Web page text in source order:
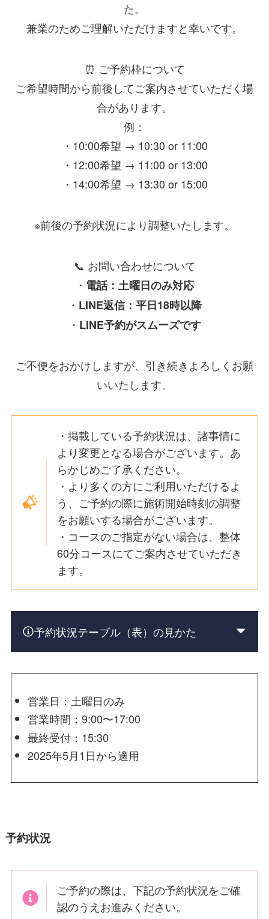
た。
兼業のためご理解いただけますと幸いです。
⏰ ご予約枠について
ご希望時間から前後してご案内させていただく場
合があります。
例：
・10:00希望 → 10:30 or 11:00
・12:00希望 → 11:00 or 13:00
・14:00希望 → 13:30 or 15:00
※前後の予約状況により調整いたします。
📞 お問い合わせについて
・ 電話：土曜日のみ対応
・ LINE返信：平日18時以降
・ LINE予約がスムーズです
ご不便をおかけしますが、引き続きよろしくお願
いいたします。
・掲載している予約状況は、諸事情に
より変更となる場合がございます。あ
らかじめご了承ください。
・より多くの方にご利用いただけるよ
う、ご予約の際に施術開始時刻の調整
をお願いする場合がございます。
・コースのご指定がない場合は、整体
60分コースにてご案内させていただき
ます。
予約状況テーブル（表）の見かた
営業日：土曜日のみ
営業時間：9:00〜17:00
最終受付：15:30
2025年5月1日から適用
予約状況
ご予約の際は、下記の予約状況をご確
認のうえお進みください。